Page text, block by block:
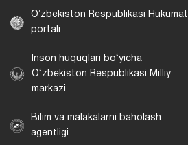
Oʻzbekiston Respublikasi Hukumat
portali
Inson huquqlari bo‘yicha
O‘zbekiston Respublikasi Milliy
markazi
Bilim va malakalarni baholash
agentligi